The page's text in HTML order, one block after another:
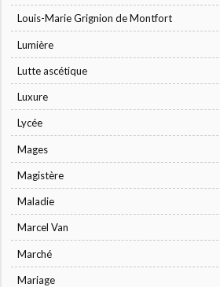
Louis-Marie Grignion de Montfort
Lumière
Lutte ascétique
Luxure
Lycée
Mages
Magistère
Maladie
Marcel Van
Marché
Mariage